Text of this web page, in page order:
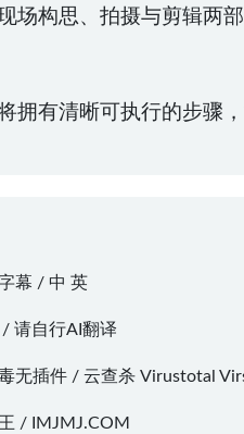
场构思、拍摄与剪辑两
拥有清晰可执行的步骤
幕 / 中 英
请自行AI翻译
无插件 / 云查杀 Virustotal
/ IMJMJ.COM